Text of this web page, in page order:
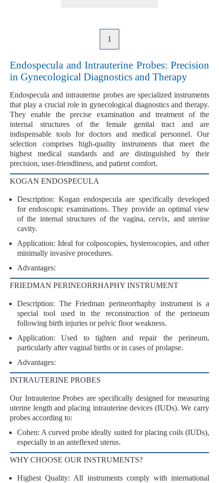
1
Endospecula and Intrauterine Probes: Precision
in Gynecological Diagnostics and Therapy
Endospecula andintrauterine probesare specialized instruments
that play a crucial role in gynecological diagnostics and therapy.
They enable the precise examination and treatment of the
internal structures of the female genital tract and are
indispensable tools for doctors and medical personnel. Our
selection comprises high-quality instruments that meet the
highest medical standards and are distinguished by their
precision, user-friendliness, and patient comfort.
KOGAN ENDOSPECULA
Description: Kogan endospecula are specifically developed
for endoscopic examinations. They provide an optimal view
of the internal structures of the vagina, cervix, and uterine
cavity.
Application: Ideal for colposcopies, hysteroscopies, and other
minimally invasive procedures.
Advantages:
FRIEDMAN PERINEORRHAPHY INSTRUMENT
Description: TheFriedman perineorrhaphy instrumentis a
special tool used in the reconstruction of the perineum
following birth injuries or pelvic floor weakness.
Application: Used to tighten and repair the perineum,
particularly after vaginal births or in cases of prolapse.
Advantages:
INTRAUTERINE PROBES
Our Intrauterine Probes are specifically designed for measuring
uterine length and placing intrauterine devices (IUDs). We carry
probes according to:
Cohen: A curved probe ideally suited for placing coils (IUDs),
especially in an anteflexed uterus.
WHY CHOOSE OUR INSTRUMENTS?
Highest Quality: All instruments comply withinternational